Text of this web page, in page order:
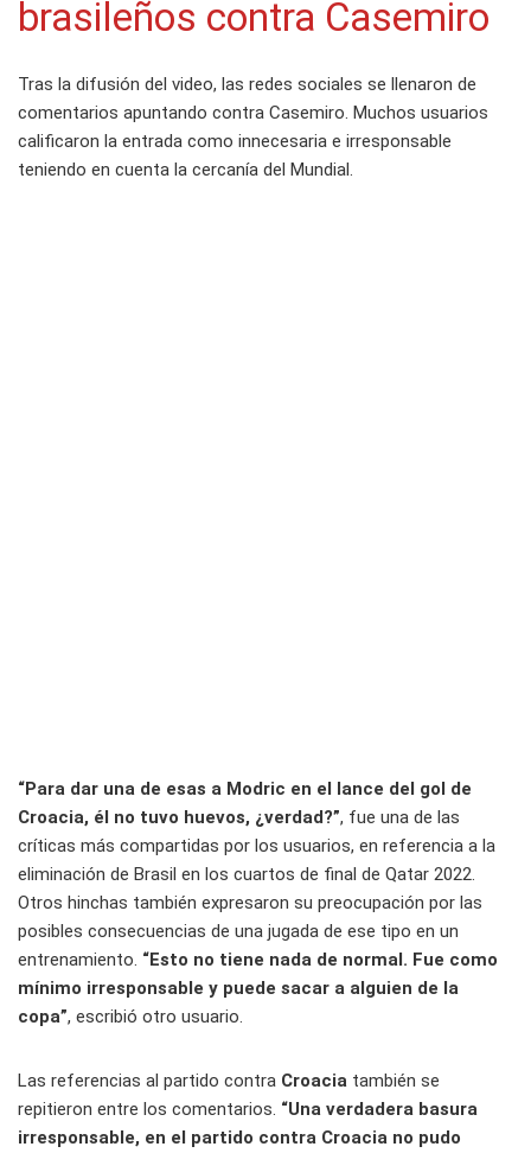
brasileños contra Casemiro
Tras la difusión del video, las redes sociales se llenaron de
comentarios apuntando contra Casemiro. Muchos usuarios
calificaron la entrada como innecesaria e irresponsable
teniendo en cuenta la cercanía del Mundial.
“Para dar una de esas a Modric en el lance del gol de
Croacia, él no tuvo huevos, ¿verdad?”, fue una de las
críticas más compartidas por los usuarios, en referencia a la
eliminación de Brasil en los cuartos de final de Qatar 2022.
Otros hinchas también expresaron su preocupación por las
posibles consecuencias de una jugada de ese tipo en un
entrenamiento. “Esto no tiene nada de normal. Fue como
mínimo irresponsable y puede sacar a alguien de la
copa”, escribió otro usuario.
Las referencias al partido contra Croacia también se
repitieron entre los comentarios. “Una verdadera basura
irresponsable, en el partido contra Croacia no pudo